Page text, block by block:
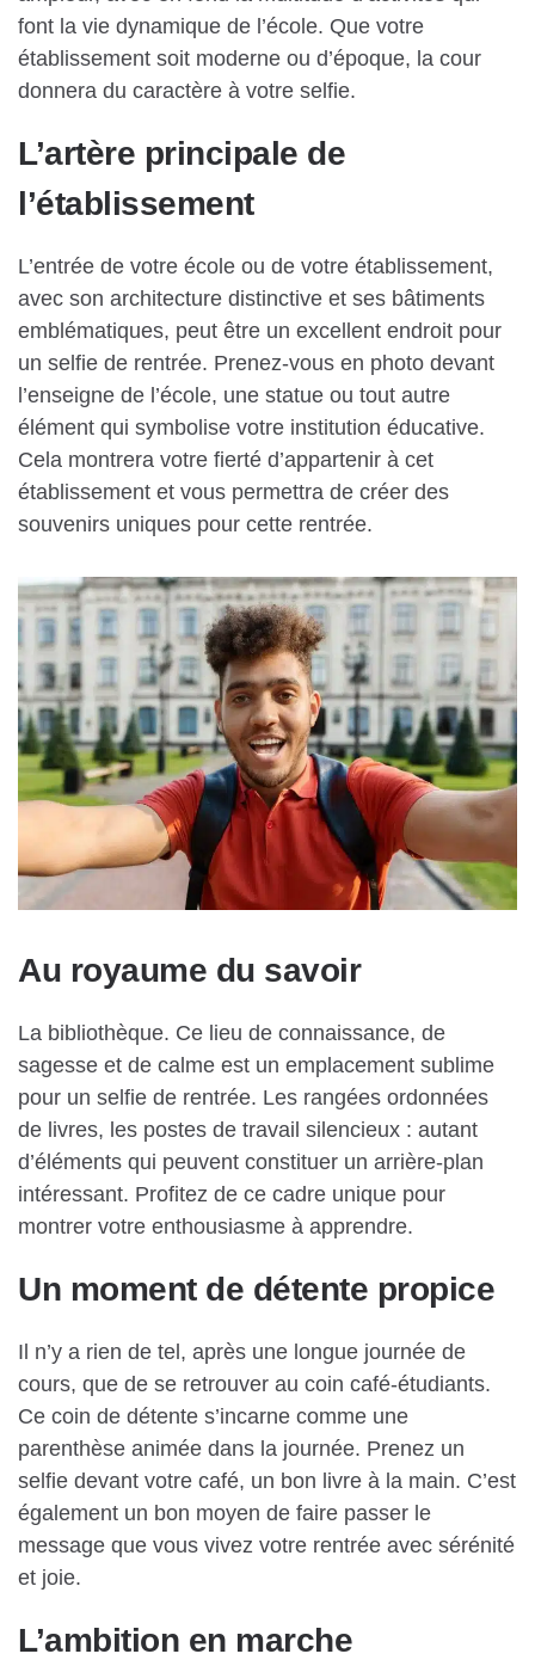
font la vie dynamique de l’école. Que votre
établissement soit moderne ou d’époque, la cour
donnera du caractère à votre selfie.
L’artère principale de
l’établissement
L’entrée de votre école ou de votre établissement,
avec son architecture distinctive et ses bâtiments
emblématiques, peut être un excellent endroit pour
un selfie de rentrée. Prenez-vous en photo devant
l’enseigne de l’école, une statue ou tout autre
élément qui symbolise votre institution éducative.
Cela montrera votre fierté d’appartenir à cet
établissement et vous permettra de créer des
souvenirs uniques pour cette rentrée.
Au royaume du savoir
La bibliothèque. Ce lieu de connaissance, de
sagesse et de calme est un emplacement sublime
pour un selfie de rentrée. Les rangées ordonnées
de livres, les postes de travail silencieux : autant
d’éléments qui peuvent constituer un arrière-plan
intéressant. Profitez de ce cadre unique pour
montrer votre enthousiasme à apprendre.
Un moment de détente propice
Il n’y a rien de tel, après une longue journée de
cours, que de se retrouver au coin café-étudiants.
Ce coin de détente s’incarne comme une
parenthèse animée dans la journée. Prenez un
selfie devant votre café, un bon livre à la main. C’est
également un bon moyen de faire passer le
message que vous vivez votre rentrée avec sérénité
et joie.
L’ambition en marche